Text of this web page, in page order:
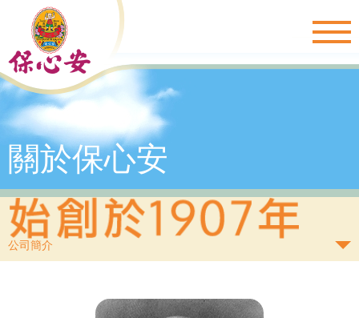
關於保心安
公司簡介